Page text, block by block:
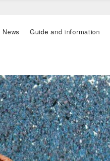
News Guide and information